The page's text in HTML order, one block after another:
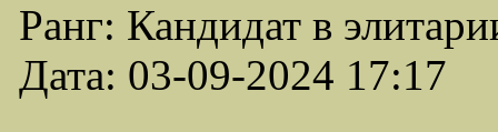
Ранг: Кандидат в
Дата: 03-09-2024 17:17